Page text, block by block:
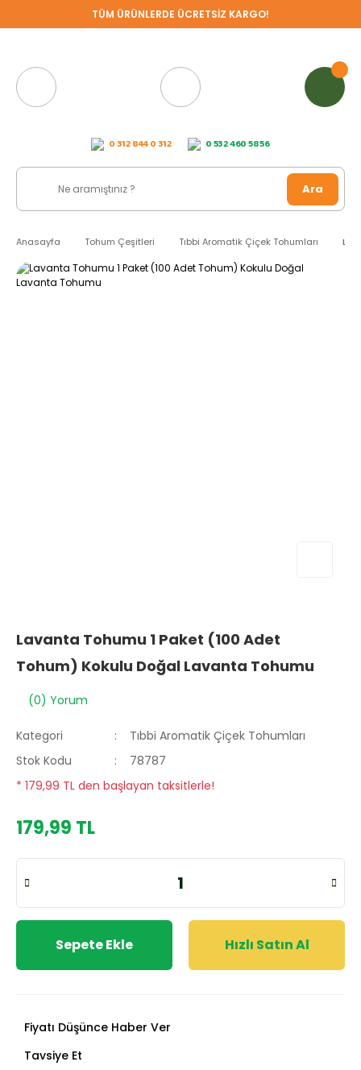
TÜM ÜRÜNLERDE ÜCRETSİZ KARGO!
0 312 844 0 312 0 532 460 58 56
Ara
Anasayfa Tohum Çeşitleri Tıbbi Aromatik Çiçek Tohumları
Lavanta Tohumu 1 Paket (100 Adet
Tohum) Kokulu Doğal Lavanta Tohumu
(0) Yorum
Kategori
Tıbbi Aromatik Çiçek Tohumları
Stok Kodu
78787
* 179,99 TL den başlayan taksitlerle!
179,99 TL
Sepete Ekle Hızlı Satın Al
Fiyatı Düşünce Haber Ver
Tavsiye Et